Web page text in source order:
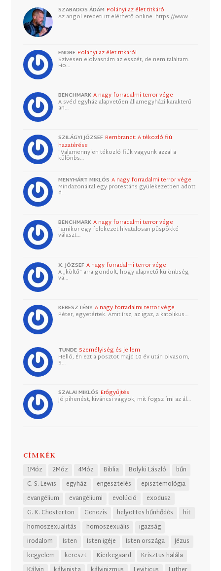
SZABADOS ÁDÁM Polányi az élet titkáról
Az angol eredeti itt elérhető online: https://www.…
ENDRE Polányi az élet titkáról
Szívesen elolvasnám az esszét, de nem találtam.
Ho…
BENCHMARK A nagy forradalmi terror vége
A svéd egyház alapvetően államegyházi karakterű
an…
SZILÁGYI JÓZSEF Rembrandt: A tékozló fiú
hazatérése
"Valamennyien tékozló fiúk vagyunk azzal a
különbs…
MENYHÁRT MIKLÓS A nagy forradalmi terror vége
Mindazonáltal egy protestáns gyülekezetben adott
d…
BENCHMARK A nagy forradalmi terror vége
"amikor egy felekezet hivatalosan püspökké
választ…
X. JÓZSEF A nagy forradalmi terror vége
A „költő” arra gondolt, hogy alapvető különbség
va…
KERESZTÉNY A nagy forradalmi terror vége
Péter, egyetértek. Amit írsz, az igaz, a katolikus…
TUNDE Személyiség és jellem
Helló, Én ezt a posztot majd 10 év után olvasom,
S…
SZALAI MIKLÓS Erőgyűjtés
Jó pihenést, kiváncsi vagyok, mit fogsz írni az ál…
CÍMKÉK
1Móz 2Móz 4Móz Biblia Bolyki László
bűn
C. S. Lewis
egyház engesztelés
episztemológia
evangélium
evangéliumi evolúció
exodusz
G. K. Chesterton
Genezis helyettes bűnhődés
hit
homoszexualitás
homoszexuális
igazság
irodalom
Isten Isten igéje Isten országa
Jézus
kegyelem
kereszt Kierkegaard
Krisztus halála